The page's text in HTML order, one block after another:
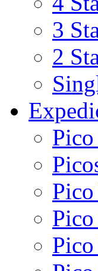
3
2